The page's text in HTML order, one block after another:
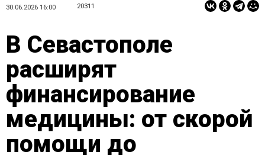
30.06.2026 16:00 20311
В Севастополе
расширят
финансирование
медицины: от скорой
помощи до